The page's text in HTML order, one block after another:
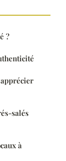
?
salés
à